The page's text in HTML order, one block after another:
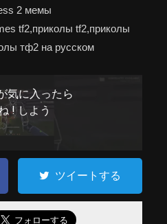
2 мемы
tf2,приколы tf2,приколы
тф2 на русском
気に入ったら
! しよう
ツイートする